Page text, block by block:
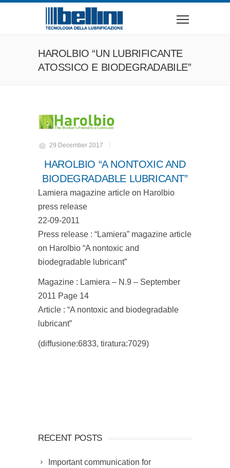
HAROLBIO “UN LUBRIFICANTE
ATOSSICO E BIODEGRADABILE”
29 December 2017
HAROLBIO “A NONTOXIC AND
BIODEGRADABLE LUBRICANT”
Lamiera magazine article on Harolbio
press release
22-09-2011
Press release : “Lamiera” magazine article
on Harolbio “A nontoxic and
biodegradable lubricant”
Magazine : Lamiera – N.9 – September
2011 Page 14
Article : “A nontoxic and biodegradable
lubricant”
(diffusione:6833, tiratura:7029)
RECENT POSTS
Important communication for